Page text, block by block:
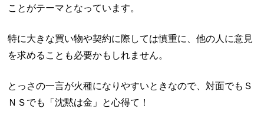
ことがテーマとなっています。
特に大きな買い物や契約に際しては慎重に、他の人に意見
を求めることも必要かもしれません。
とっさの一言が火種になりやすいときなので、対面でもＳ
ＮＳでも「沈黙は金」と心得て！